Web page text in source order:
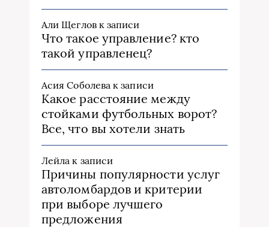
Али Щегловк записи
Что такое управление? кто
такой управленец?
Асия Соболева к записи
Какое расстояние между
стойками футбольных ворот?
Все, что вы хотели знать
Лейла к записи
Причины популярности услуг
автоломбардов и критерии
при выборе лучшего
предложения